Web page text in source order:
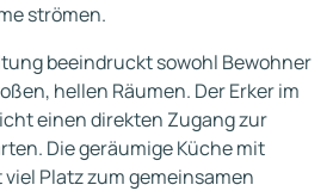
strömen.
beeindruckt sowohl Bewohner
hellen Räumen. Der Erker im
einen direkten Zugang zur
Die geräumige Küche mit
Platz zum gemeinsamen